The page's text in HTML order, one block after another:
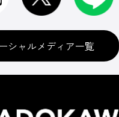
シャルメディア一覧